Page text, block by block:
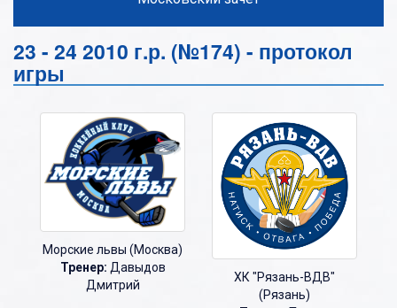
23 - 24 2010 г.р. (№174) - протокол
игры
Морские львы (Москва)
Тренер: Давыдов
Дмитрий
ХК "Рязань-ВДВ"
(Рязань)